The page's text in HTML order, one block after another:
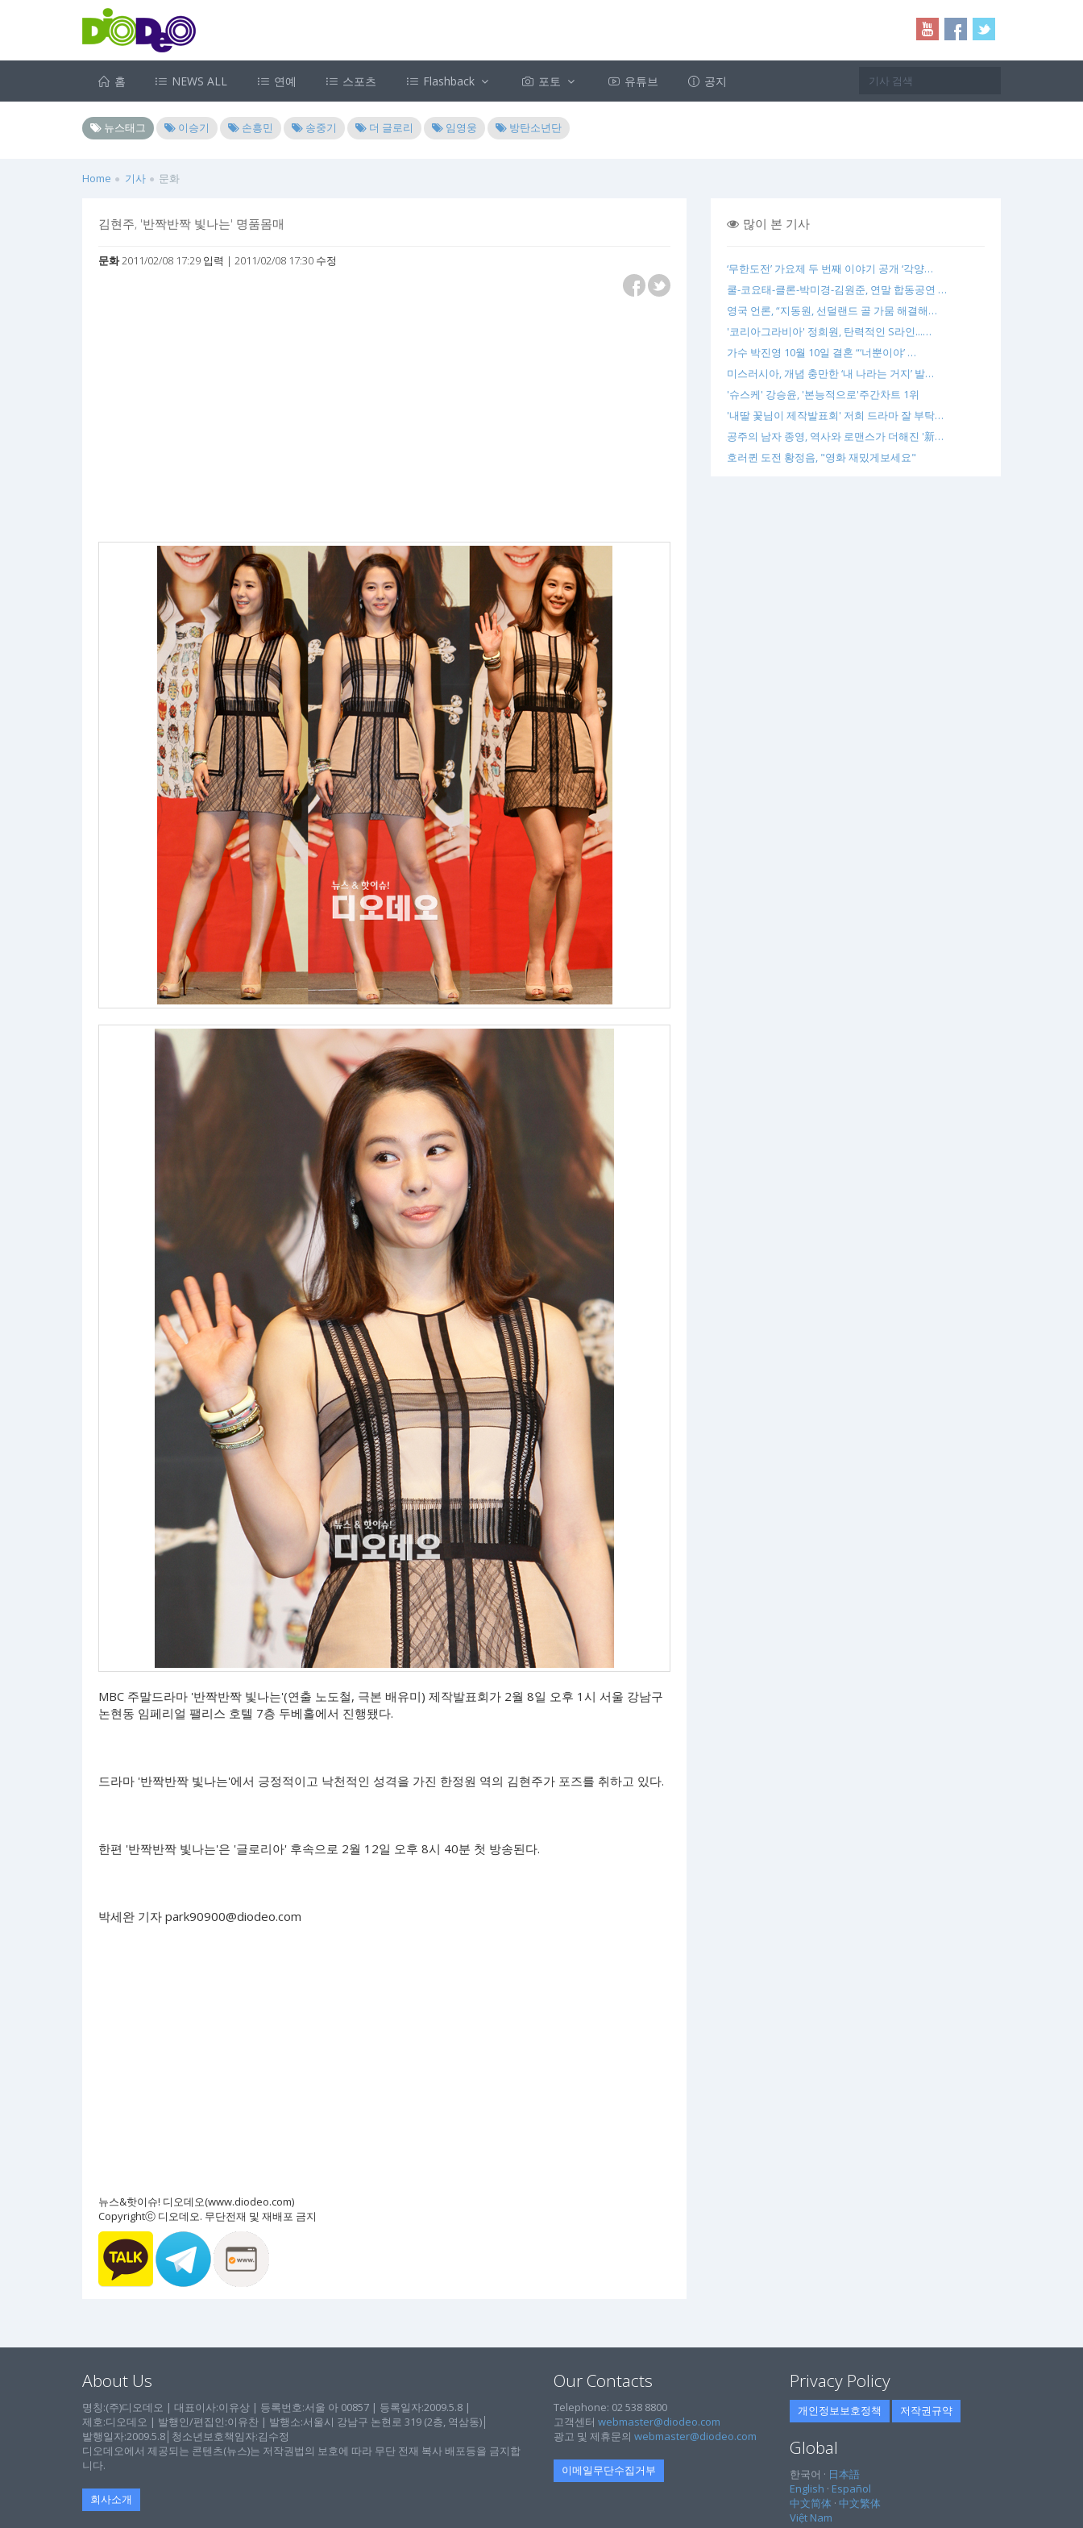
홈 NEWS ALL 연예 스포츠 Flashback 포토 유튜브 공지
뉴스태그 이승기 손흥민 송중기 더 글로리 임영웅 방탄소년단
Home 기사 문화
김현주, '반짝반짝 빛나는' 명품몸매
문화2011/02/08 17:29 입력 | 2011/02/08 17:30 수정
MBC 주말드라마 '반짝반짝 빛나는'(연출 노도철, 극본 배유미) 제작발표회가 2월 8일 오후 1시 서울 강남구
논현동 임페리얼 팰리스 호텔 7층 두베홀에서 진행됐다.
드라마 '반짝반짝 빛나는'에서 긍정적이고 낙천적인 성격을 가진 한정원 역의 김현주가 포즈를 취하고 있다.
한편 '반짝반짝 빛나는'은 '글로리아' 후속으로 2월 12일 오후 8시 40분 첫 방송된다.
박세완 기자 park90900@diodeo.com
뉴스&핫이슈! 디오데오(www.diodeo.com)
Copyrightⓒ 디오데오. 무단전재 및 재배포 금지
많이 본 기사
‘무한도전’ 가요제 두 번째 이야기 공개 ‘각양…
쿨-코요태-클론-박미경-김원준, 연말 합동공연 …
영국 언론, “지동원, 선덜랜드 골 가뭄 해결해…
'코리아그라비아' 정희원, 탄력적인 S라인...…
가수 박진영 10월 10일 결혼 “‘너뿐이야’ …
미스러시아, 개념 충만한 ‘내 나라는 거지’ 발…
'슈스케' 강승윤, '본능적으로'주간차트 1위
'내딸 꽃님이 제작발표회' 저희 드라마 잘 부탁…
공주의 남자 종영, 역사와 로맨스가 더해진 '新…
호러퀸 도전 황정음, "영화 재밌게보세요"
About Us
명칭:(주)디오데오 | 대표이사:이유상 | 등록번호:서울 아 00857 | 등록일자:2009.5.8 |
제호:디오데오 | 발행인/편집인:이유찬 | 발행소:서울시 강남구 논현로 319 (2층, 역삼동)│
발행일자:2009.5.8│청소년보호책임자:김수정
디오데오에서 제공되는 콘텐츠(뉴스)는 저작권법의 보호에 따라 무단 전재 복사 배포등을 금지합
니다.
회사소개
Our Contacts
Telephone: 02 538 8800
고객센터 webmaster@diodeo.com
광고 및 제휴문의 webmaster@diodeo.com
이메일무단수집거부
Privacy Policy
개인정보보호정책 저작권규약
Global
한국어 · 日本語
English · Español
中文简体 · 中文繁体
Việt Nam